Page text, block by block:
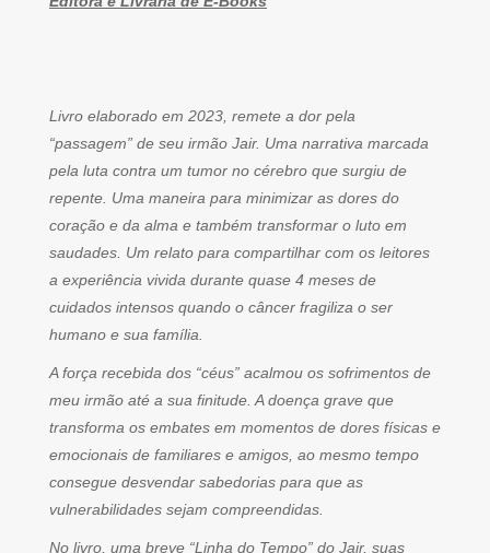
Livro elaborado em 2023, remete a dor pela
“passagem” de seu irmão Jair. Uma narrativa marcada
pela luta contra um tumor no cérebro que surgiu de
repente. Uma maneira para minimizar as dores do
coração e da alma e também transformar o luto em
saudades. Um relato para compartilhar com os leitores
a experiência vivida durante quase 4 meses de
cuidados intensos quando o câncer fragiliza o ser
humano e sua família.
A força recebida dos “céus” acalmou os sofrimentos de
meu irmão até a sua finitude. A doença grave que
transforma os embates em momentos de dores físicas e
emocionais de familiares e amigos, ao mesmo tempo
consegue desvendar sabedorias para que as
vulnerabilidades sejam compreendidas.
No livro, uma breve “Linha do Tempo” do Jair, suas